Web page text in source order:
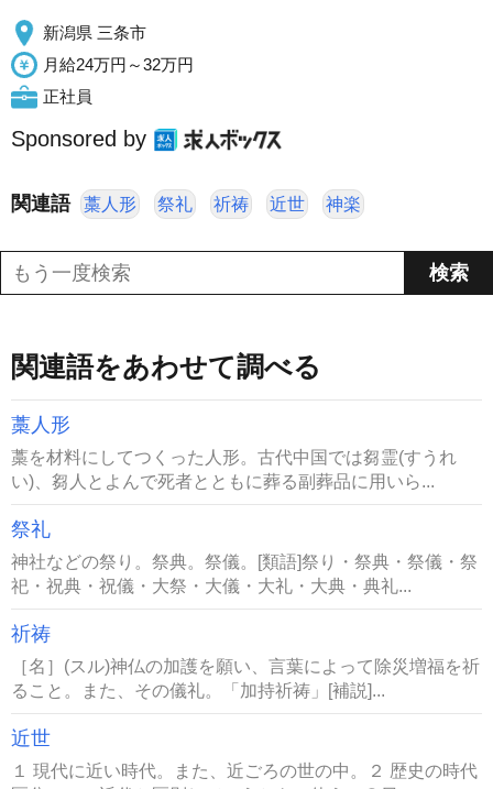
新潟県 三条市
月給24万円～32万円
正社員
Sponsored by
関連語 藁人形 祭礼 祈祷 近世 神楽
関連語をあわせて調べる
藁人形
藁を材料にしてつくった人形。古代中国では芻霊(すうれ
い)、芻人とよんで死者とともに葬る副葬品に用いら...
祭礼
神社などの祭り。祭典。祭儀。[類語]祭り・祭典・祭儀・祭
祀・祝典・祝儀・大祭・大儀・大礼・大典・典礼...
祈祷
［名］(スル)神仏の加護を願い、言葉によって除災増福を祈
ること。また、その儀礼。「加持祈祷」[補説]...
近世
１ 現代に近い時代。また、近ごろの世の中。２ 歴史の時代